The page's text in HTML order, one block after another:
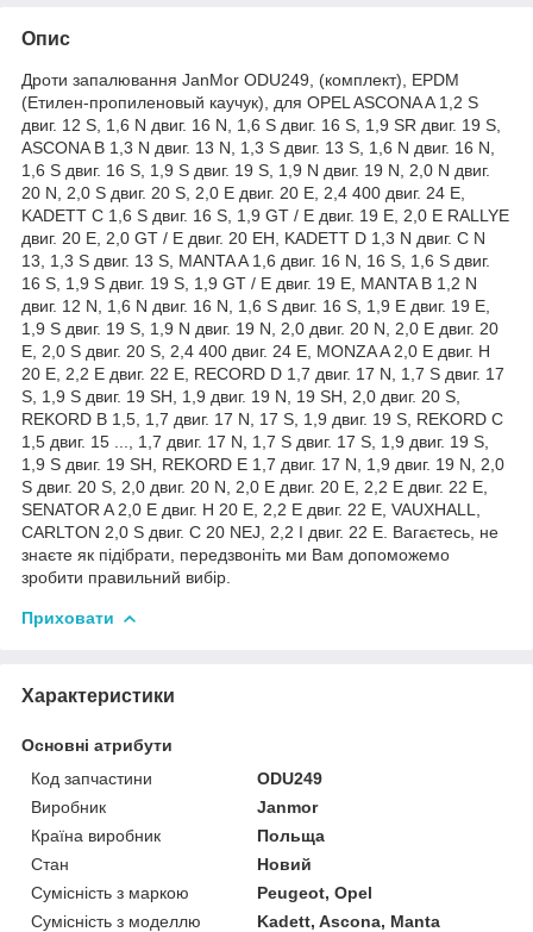
Опис
Дроти запалювання JanMor ODU249, (комплект), EPDM
(Етилен-пропиленовый каучук), для OPEL ASCONA A 1,2 S
двиг. 12 S, 1,6 N двиг. 16 N, 1,6 S двиг. 16 S, 1,9 SR двиг. 19 S,
ASCONA B 1,3 N двиг. 13 N, 1,3 S двиг. 13 S, 1,6 N двиг. 16 N,
1,6 S двиг. 16 S, 1,9 S двиг. 19 S, 1,9 N двиг. 19 N, 2,0 N двиг.
20 N, 2,0 S двиг. 20 S, 2,0 E двиг. 20 E, 2,4 400 двиг. 24 E,
KADETT C 1,6 S двиг. 16 S, 1,9 GT / E двиг. 19 E, 2,0 E RALLYE
двиг. 20 E, 2,0 GT / E двиг. 20 EH, KADETT D 1,3 N двиг. C N
13, 1,3 S двиг. 13 S, MANTA A 1,6 двиг. 16 N, 16 S, 1,6 S двиг.
16 S, 1,9 S двиг. 19 S, 1,9 GT / E двиг. 19 E, MANTA B 1,2 N
двиг. 12 N, 1,6 N двиг. 16 N, 1,6 S двиг. 16 S, 1,9 E двиг. 19 E,
1,9 S двиг. 19 S, 1,9 N двиг. 19 N, 2,0 двиг. 20 N, 2,0 E двиг. 20
E, 2,0 S двиг. 20 S, 2,4 400 двиг. 24 E, MONZA A 2,0 E двиг. H
20 E, 2,2 E двиг. 22 E, RECORD D 1,7 двиг. 17 N, 1,7 S двиг. 17
S, 1,9 S двиг. 19 SH, 1,9 двиг. 19 N, 19 SH, 2,0 двиг. 20 S,
REKORD B 1,5, 1,7 двиг. 17 N, 17 S, 1,9 двиг. 19 S, REKORD C
1,5 двиг. 15 ..., 1,7 двиг. 17 N, 1,7 S двиг. 17 S, 1,9 двиг. 19 S,
1,9 S двиг. 19 SH, REKORD E 1,7 двиг. 17 N, 1,9 двиг. 19 N, 2,0
S двиг. 20 S, 2,0 двиг. 20 N, 2,0 E двиг. 20 E, 2,2 E двиг. 22 E,
SENATOR A 2,0 E двиг. H 20 E, 2,2 E двиг. 22 E, VAUXHALL,
CARLTON 2,0 S двиг. C 20 NEJ, 2,2 I двиг. 22 E. Вагаєтесь, не
знаєте як підібрати, передзвоніть ми Вам допоможемо
зробити правильний вибір.
Приховати
Характеристики
Основні атрибути
Код запчастини
ODU249
Виробник
Janmor
Країна виробник
Польща
Стан
Новий
Сумісність з маркою
Peugeot, Opel
Сумісність з моделлю
Kadett, Ascona, Manta